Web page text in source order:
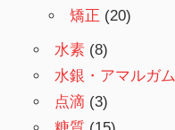
矯正 (20)
水素 (8)
水銀・アマルガム
点滴 (3)